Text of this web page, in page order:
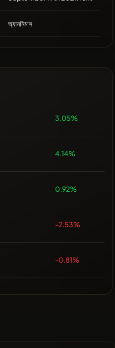
অ্যাননিমাস
3.05%
4.14%
0.92%
-2.53%
-0.81%